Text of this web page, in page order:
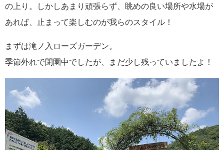
の上り。しかしあまり頑張らず、眺めの良い場所や水場が
あれば、止まって楽しむのが我らのスタイル！
まずは滝ノ入ローズガーデン。
季節外れで閉園中でしたが、まだ少し残っていましたよ！